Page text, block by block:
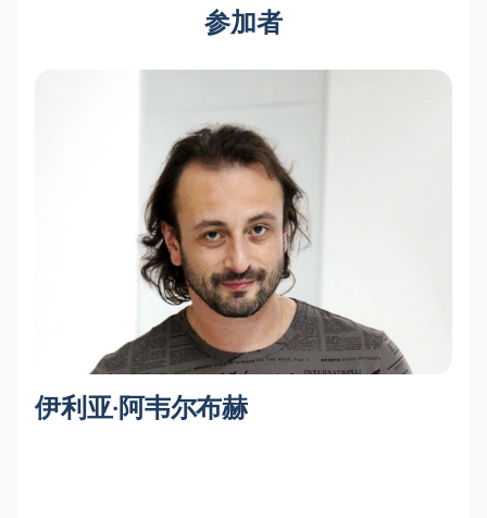
雜技演員和體操運動員
氛圍時長將讓您完全沉浸在長將時長將您中長將在生活
中秀場時讓您完全沉浸在長童話中時將讓您完全沉浸在
長童話中時將讓您完全沉浸在生活中的長將時長將讓您
完全沉浸在長處時長將讓您完全沉浸在長處生活時長將
線上購票：票價、座位安排、網站優勢
門票可在網站上線上購買。查看座位安排，使用互動式
地圖選擇最佳座位。票價取決於所選的座位類別－選擇
大廳位置時會顯示當前價格。
座位選擇豐富，從標準座位到VIP包廂，應有盡有，讓
您在觀看演出時獲得最大的舒適度。透過電話獲取建議
- 經理將協助您找到合適的座位。
参加者
伊利亚·阿韦尔布赫